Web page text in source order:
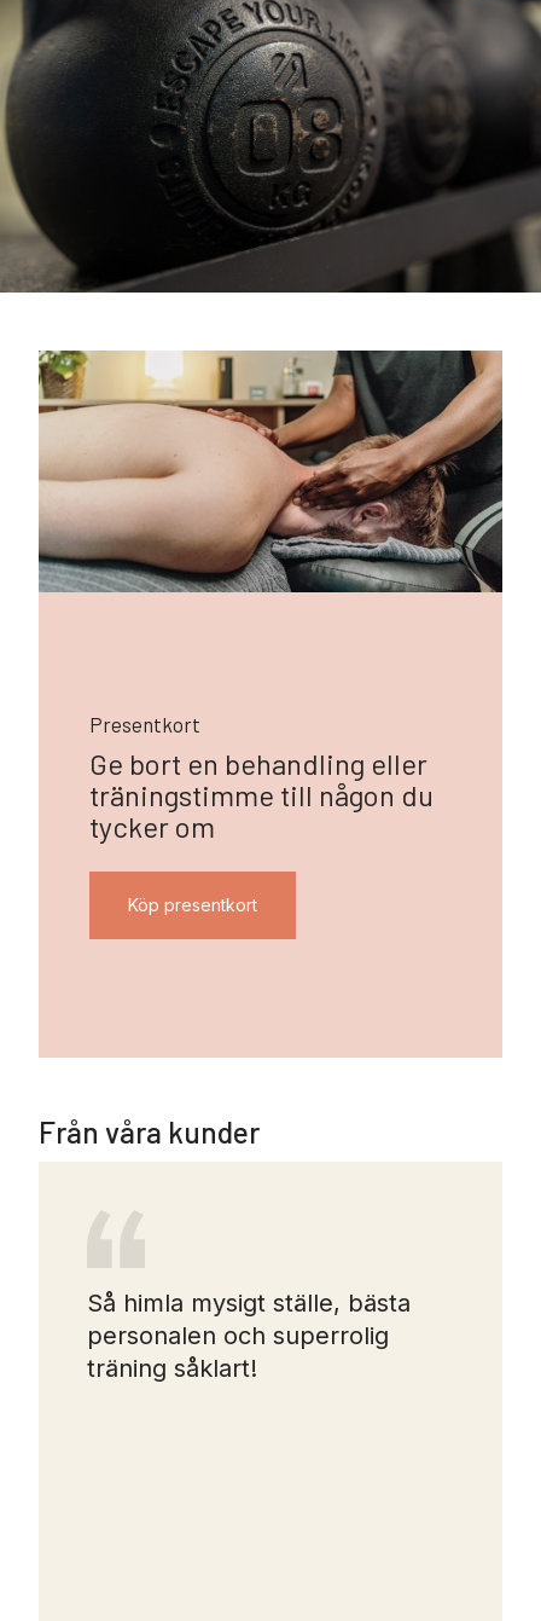
Presentkort
Ge bort en behandling eller
träningstimme till någon du
tycker om
Köp presentkort
Från våra kunder
Så himla mysigt ställe, bästa
personalen och superrolig
träning såklart!